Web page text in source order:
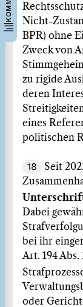
Nicht-
BPR) ohne
Zweck von
zu rigide
deren
eines
politischen
18
Seit
Dabei
bei ihr
Art. 194
oder